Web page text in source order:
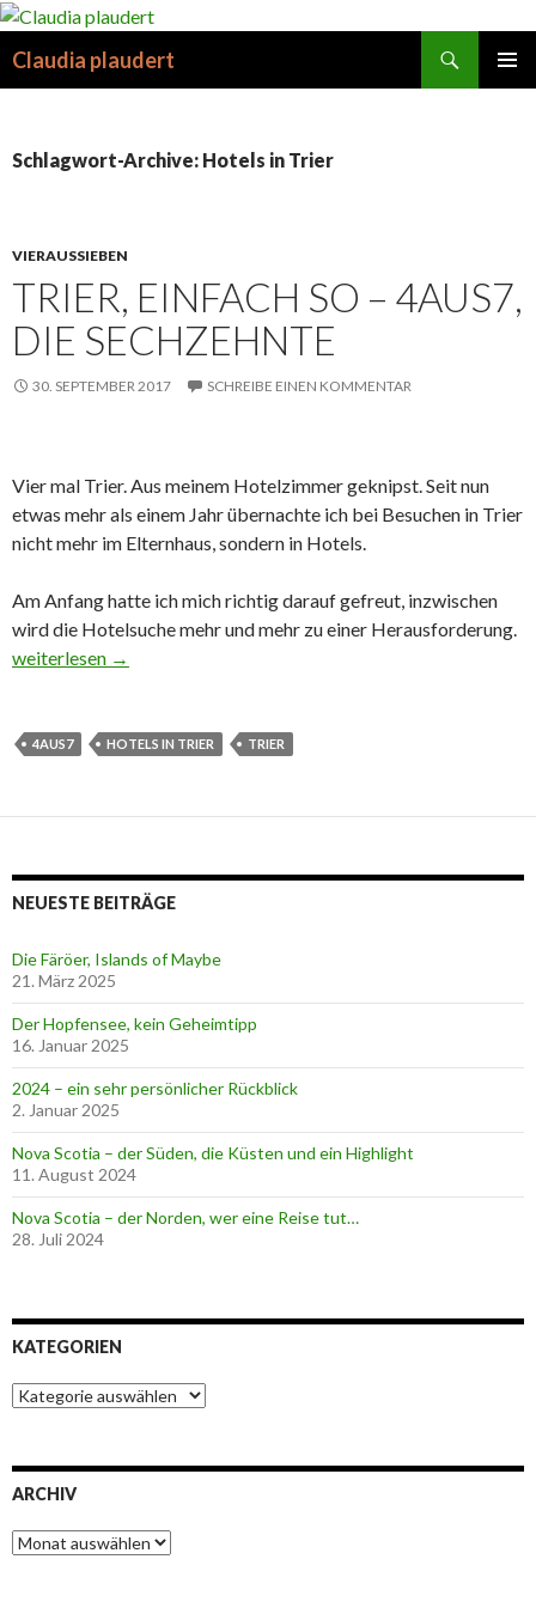
Claudia plaudert
Schlagwort-Archive: Hotels in Trier
VIERAUSSIEBEN
TRIER, EINFACH SO – 4AUS7,
DIE SECHZEHNTE
30. SEPTEMBER 2017 SCHREIBE EINEN KOMMENTAR
Vier mal Trier. Aus meinem Hotelzimmer geknipst. Seit nun
etwas mehr als einem Jahr übernachte ich bei Besuchen in Trier
nicht mehr im Elternhaus, sondern in Hotels.
Am Anfang hatte ich mich richtig darauf gefreut, inzwischen
wird die Hotelsuche mehr und mehr zu einer Herausforderung.
Trier, einfach so – 4aus7, die sechzehnte
weiterlesen →
4AUS7 HOTELS IN TRIER TRIER
NEUESTE BEITRÄGE
Die Färöer, Islands of Maybe
21. März 2025
Der Hopfensee, kein Geheimtipp
16. Januar 2025
2024 – ein sehr persönlicher Rückblick
2. Januar 2025
Nova Scotia – der Süden, die Küsten und ein Highlight
11. August 2024
Nova Scotia – der Norden, wer eine Reise tut…
28. Juli 2024
KATEGORIEN
K
a
o
ARCHIV
A
r